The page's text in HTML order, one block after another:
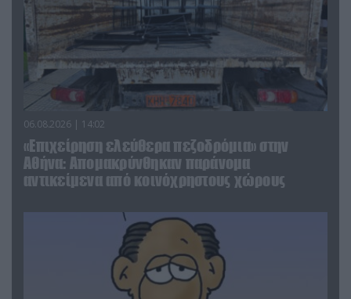
06.08.2026 | 14:02
«Επιχείρηση ελεύθερα πεζοδρόμια» στην
Αθήνα: Απομακρύνθηκαν παράνομα
αντικείμενα από κοινόχρηστους χώρους